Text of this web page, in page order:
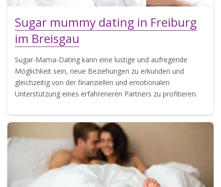
Sugar mummy dating in Freiburg
im Breisgau
Sugar-Mama-Dating kann eine lustige und aufregende
Möglichkeit sein, neue Beziehungen zu erkunden und
gleichzeitig von der finanziellen und emotionalen
Unterstützung eines erfahreneren Partners zu profitieren.